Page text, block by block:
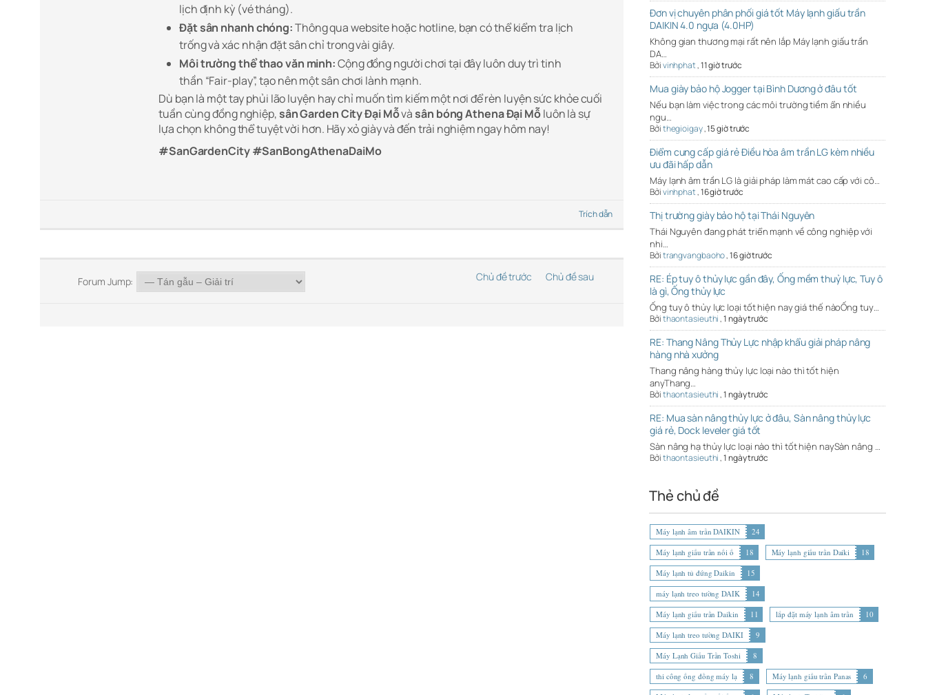
lịch định kỳ (vé tháng).
Đặt sân nhanh chóng:Thông qua website hoặc hotline, bạn có thể kiểm tra lịch
trống và xác nhận đặt sân chỉ trong vài giây.
Môi trường thể thao văn minh:Cộng đồng người chơi tại đây luôn duy trì tinh
thần “Fair-play”, tạo nên một sân chơi lành mạnh.
Dù bạn là một tay phủi lão luyện hay chỉ muốn tìm kiếm một nơi để rèn luyện sức khỏe cuối
tuần cùng đồng nghiệp,sân Garden City Đại Mỗvàsân bóng Athena Đại Mỗluôn là sự
lựa chọn không thể tuyệt vời hơn. Hãy xỏ giày và đến trải nghiệm ngay hôm nay!
#SanGardenCity #SanBongAthenaDaiMo
Trích dẫn
Forum Jump: Chủ đề trước Chủ đề sau
Đơn vị chuyên phân phối giá tốt Máy lạnh giấu trần
DAIKIN 4.0 ngựa (4.0HP)
Không gian thương mại rất nên lắp Máy lạnh giấu trần
DA…
Bởivinhphat,11 giờ trước
Mua giày bảo hộ Jogger tại Bình Dương ở đâu tốt
Nếu bạn làm việc trong các môi trường tiềm ẩn nhiều
ngu…
Bởithegioigay,15 giờ trước
Điểm cung cấp giá rẻ Điều hòa âm trần LG kèm nhiều
ưu đãi hấp dẫn
Máy lạnh âm trần LG là giải pháp làm mát cao cấp với cô…
Bởivinhphat,16 giờ trước
Thị trường giày bảo hộ tại Thái Nguyên
Thái Nguyên đang phát triển mạnh về công nghiệp với
nhi…
Bởitrangvangbaoho,16 giờ trước
RE: Ép tuy ô thủy lực gần đây, Ống mềm thuỷ lực, Tuy ô
là gì, Ống thủy lực
Ống tuy ô thủy lực loại tốt hiện nay giá thế nàoỐng tuy…
Bởithaontasieuthi,1 ngày trước
RE: Thang Nâng Thủy Lực nhập khẩu giải pháp nâng
hàng nhà xưởng
Thang nâng hàng thủy lực loại nào thì tốt hiện
anyThang…
Bởithaontasieuthi,1 ngày trước
RE: Mua sàn nâng thủy lực ở đâu, Sàn nâng thủy lực
giá rẻ, Dock leveler giá tốt
Sàn nâng hạ thủy lực loại nào thì tốt hiện naySàn nâng …
Bởithaontasieuthi,1 ngày trước
Thẻ chủ đề
Máy lạnh âm trần DAIKIN
24
Máy lạnh giấu trần nối ố
18 Máy lạnh giấu trần Daiki
18
Máy lạnh tủ đứng Daikin
15
máy lạnh treo tường DAIK
14
Máy lạnh giấu trần Daikin
11 lắp đặt máy lạnh âm trần
10
Máy lạnh treo tường DAIKI
9
Máy Lạnh Giấu Trần Toshi
8
thi công ống đồng máy lạ
8 Máy lạnh giấu trần Panas
6